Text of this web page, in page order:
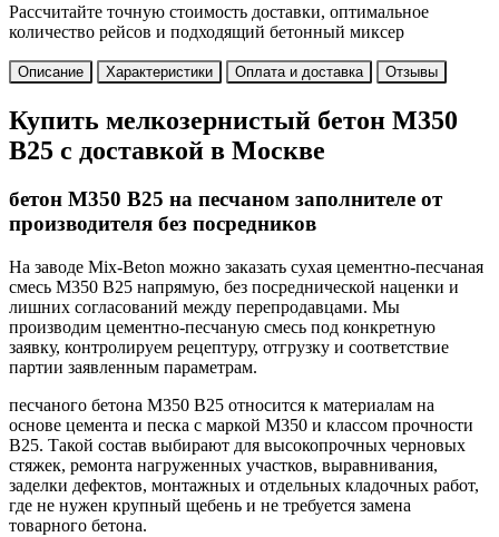
Рассчитайте точную стоимость доставки, оптимальное
количество рейсов и подходящий бетонный миксер
Описание Характеристики Оплата и доставка Отзывы
Купить мелкозернистый бетон М350
В25 с доставкой в Москве
бетон М350 В25 на песчаном заполнителе от
производителя без посредников
На заводе Mix-Beton можно заказать сухая цементно-песчаная
смесь М350 В25 напрямую, без посреднической наценки и
лишних согласований между перепродавцами. Мы
производим цементно-песчаную смесь под конкретную
заявку, контролируем рецептуру, отгрузку и соответствие
партии заявленным параметрам.
песчаного бетона М350 В25 относится к материалам на
основе цемента и песка с маркой М350 и классом прочности
В25. Такой состав выбирают для высокопрочных черновых
стяжек, ремонта нагруженных участков, выравнивания,
заделки дефектов, монтажных и отдельных кладочных работ,
где не нужен крупный щебень и не требуется замена
товарного бетона.